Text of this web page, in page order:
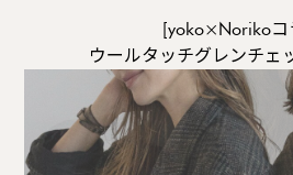
[yoko×Norikoコ
ウールタッチグレンチェ